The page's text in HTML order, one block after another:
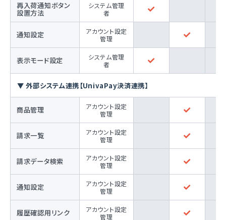
再入荷通知ボタン
設置方法
システム管理
者
通知設定
アカウント設定
管理
表示モード設定
システム管理
者
▼ 外部システム連携【UnivaPay決済連携】
商品管理
アカウント設定
管理
請求一覧
アカウント設定
管理
請求データ検索
アカウント設定
管理
通知設定
アカウント設定
管理
履歴確認用リンク
アカウント設定
管理